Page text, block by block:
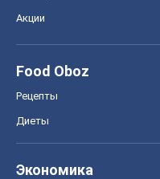
Акции
Food Oboz
Рецепты
Диеты
Экономика